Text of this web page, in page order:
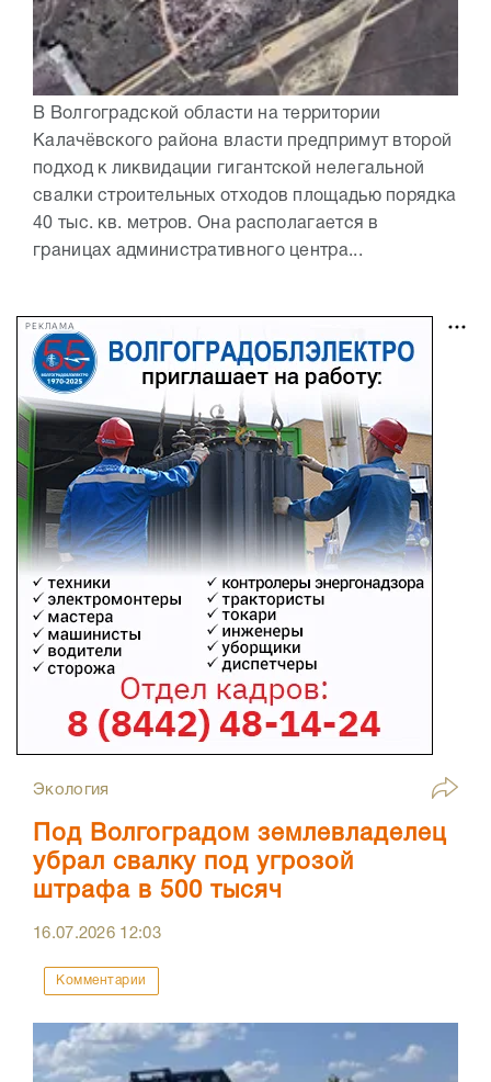
В Волгоградской области на территории
Калачёвского района власти предпримут второй
подход к ликвидации гигантской нелегальной
свалки строительных отходов площадью порядка
40 тыс. кв. метров. Она располагается в
границах административного центра...
РЕКЛАМА
Экология
Под Волгоградом землевладелец
убрал свалку под угрозой
штрафа в 500 тысяч
16.07.2026 12:03
Комментарии